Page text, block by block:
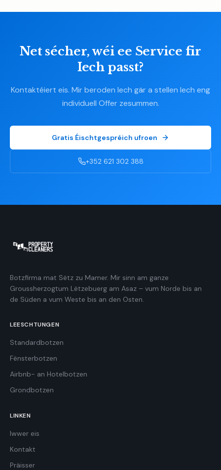
Net sécher, wéi ee Service fir
Iech passt?
Kontaktéiert eis. Mir beroden Iech gär a stellen Iech eng
individuell Offer zesummen.
Gratis Éischtgespréich ufroen
+352 621 302 388
Botzfirma mat Sëtz zu Mamer. Mir sinn am ganze
Groussherzogtum Lëtzebuerg am Asaz – vum Norde bis an
de Süden a vum Weste bis an den Osten.
LEESCHTUNGEN
Standardbotzen
Fënsterbotzen
Airbnb- an Hotelbotzen
Grondbotzen
LINKEN
Iwwer eis
Kontakt
Präisser